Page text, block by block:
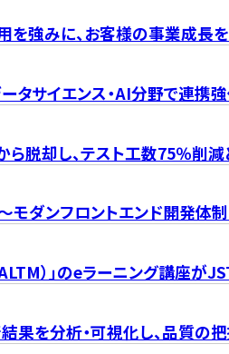
を強みに、お客様の事業成長
タサイエンス・AI分野で連携
ら脱却し、テスト工数75％削
ダンフロントエンド開発体
）」のeラーニング講座が
を分析・可視化し、品質の